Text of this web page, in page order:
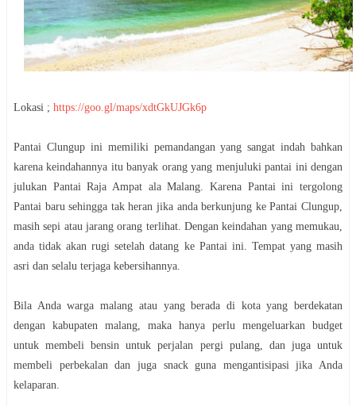
Lokasi ; https://goo.gl/maps/xdtGkUJGk6p
Pantai Clungup ini memiliki pemandangan yang sangat indah bahkan
karena keindahannya itu banyak orang yang menjuluki pantai ini dengan
julukan Pantai Raja Ampat ala Malang. Karena Pantai ini tergolong
Pantai baru sehingga tak heran jika anda berkunjung ke Pantai Clungup,
masih sepi atau jarang orang terlihat. Dengan keindahan yang memukau,
anda tidak akan rugi setelah datang ke Pantai ini. Tempat yang masih
asri dan selalu terjaga kebersihannya.
Bila Anda warga malang atau yang berada di kota yang berdekatan
dengan kabupaten malang, maka hanya perlu mengeluarkan budget
untuk membeli bensin untuk perjalan pergi pulang, dan juga untuk
membeli perbekalan dan juga snack guna mengantisipasi jika Anda
kelaparan.